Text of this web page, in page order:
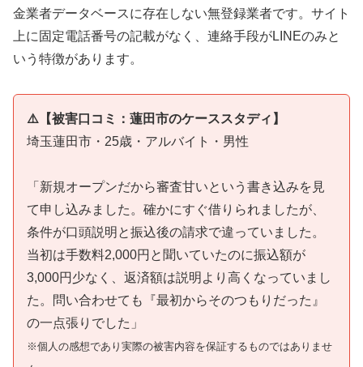
金業者データベースに存在しない無登録業者です。サイト
上に固定電話番号の記載がなく、連絡手段がLINEのみと
いう特徴があります。
⚠️【被害口コミ：蓮田市のケーススタディ】
埼玉蓮田市・25歳・アルバイト・男性
「新規オープンだから審査甘いという書き込みを見
て申し込みました。確かにすぐ借りられましたが、
条件が口頭説明と振込後の請求で違っていました。
当初は手数料2,000円と聞いていたのに振込額が
3,000円少なく、返済額は説明より高くなっていまし
た。問い合わせても『最初からそのつもりだった』
の一点張りでした」
※個人の感想であり実際の被害内容を保証するものではありませ